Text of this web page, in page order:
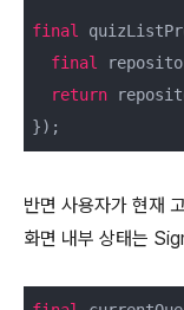
final
final
return
반면 사용자가 현재
화면 내부 상태는